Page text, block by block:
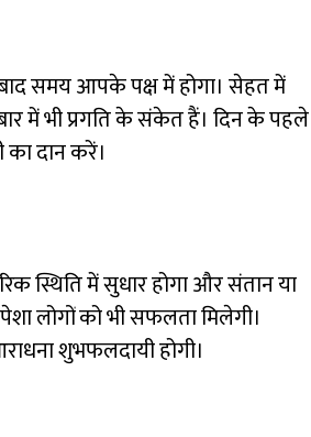
समय आपके पक्ष में होगा। सेहत में
में भी प्रगति के संकेत हैं। दिन के पहले
दान करें।
स्थिति में सुधार होगा और संतान या
लोगों को भी सफलता मिलेगी।
शुभफलदायी होगी।